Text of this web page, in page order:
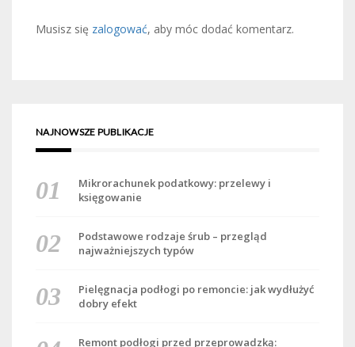
Musisz się zalogować, aby móc dodać komentarz.
NAJNOWSZE PUBLIKACJE
Mikrorachunek podatkowy: przelewy i
księgowanie
Podstawowe rodzaje śrub – przegląd
najważniejszych typów
Pielęgnacja podłogi po remoncie: jak wydłużyć
dobry efekt
Remont podłogi przed przeprowadzką: